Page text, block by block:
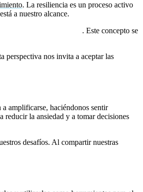
. La resiliencia es un proceso activo
a nuestro alcance.
. Este concepto se
perspectiva nos invita a aceptar las
amplificarse, haciéndonos sentir
reducir la ansiedad y a tomar decisiones
desafíos. Al compartir nuestras